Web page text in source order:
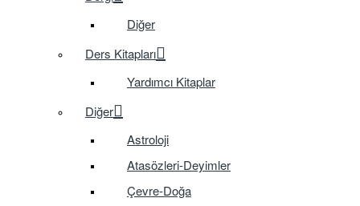
Diğer
Ders Kitapları
Yardımcı Kitaplar
Diğer
Astroloji
Atasözleri-Deyimler
Çevre-Doğa